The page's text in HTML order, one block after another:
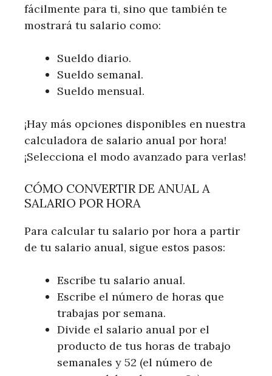
fácilmente para ti, sino que también te
mostrará tu salario como:
Sueldo diario.
Sueldo semanal.
Sueldo mensual.
¡Hay más opciones disponibles en nuestra
calculadora de salario anual por hora!
¡Selecciona el modo avanzado para verlas!
CÓMO CONVERTIR DE ANUAL A
SALARIO POR HORA
Para calcular tu salario por hora a partir
de tu salario anual, sigue estos pasos:
Escribe tu salario anual.
Escribe el número de horas que
trabajas por semana.
Divide el salario anual por el
producto de tus horas de trabajo
semanales y 52 (el número de